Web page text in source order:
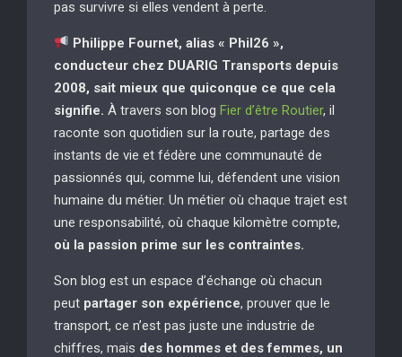
pas survivre si elles vendent à perte.
Philippe Fournet, alias « Phil26 »,
conducteur chez DUARIG Transports depuis
2008, sait mieux que quiconque ce que cela
signifie. À travers son blog Fier d’être Routier, il
raconte son quotidien sur la route, partage des
instants de vie et fédère une communauté de
passionnés qui, comme lui, défendent une vision
humaine du métier. Un métier où chaque trajet est
une responsabilité, où chaque kilomètre compte,
où la passion prime sur les contraintes.
Son blog est un espace d’échange où chacun
peut partager son expérience, prouver que le
transport, ce n’est pas juste une industrie de
chiffres, mais des hommes et des femmes, un